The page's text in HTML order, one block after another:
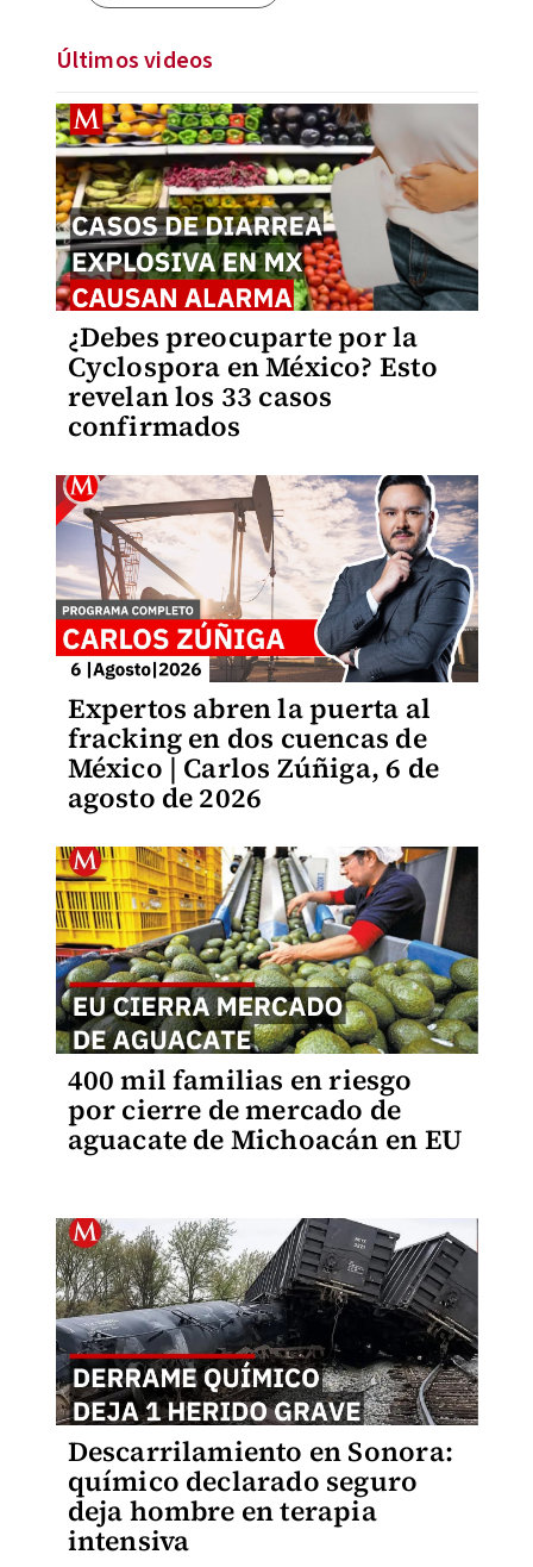
Últimos videos
¿Debes preocuparte por la
Cyclospora en México? Esto
revelan los 33 casos
confirmados
Expertos abren la puerta al
fracking en dos cuencas de
México | Carlos Zúñiga, 6 de
agosto de 2026
400 mil familias en riesgo
por cierre de mercado de
aguacate de Michoacán en EU
Descarrilamiento en Sonora:
químico declarado seguro
deja hombre en terapia
intensiva